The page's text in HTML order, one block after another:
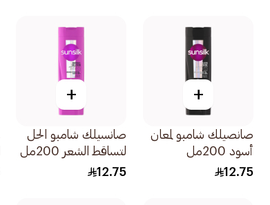
+
صانصيلك شامبو لمعان
أسود 200مل
12.75
+
صانسيلك شامبو الحل
لتساقط الشعر 200مل
12.75